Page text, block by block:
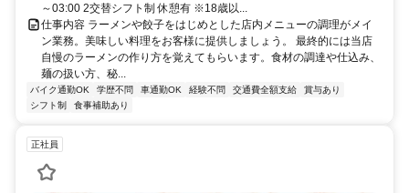
～03:00 2交替シフト制 休憩有 ※18歳以...
仕事内容 ラーメンや餃子をはじめとした店内メニューの調理がメイ
ン業務。美味しい料理をお客様に提供しましょう。 最終的には当店
自慢のラーメンの作り方を覚えてもらいます。食材の調達や仕込み、
麺の扱い方、秘...
バイク通勤OK 学歴不問 車通勤OK 経験不問 交通費全額支給
賞与あり
シフト制
食事補助あり
正社員